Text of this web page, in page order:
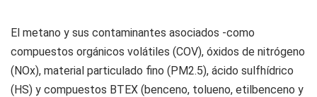
El metano y sus contaminantes asociados -como
compuestos orgánicos volátiles (COV), óxidos de nitrógeno
(NOx), material particulado fino (PM2.5), ácido sulfhídrico
(HS) y compuestos BTEX (benceno, tolueno, etilbenceno y